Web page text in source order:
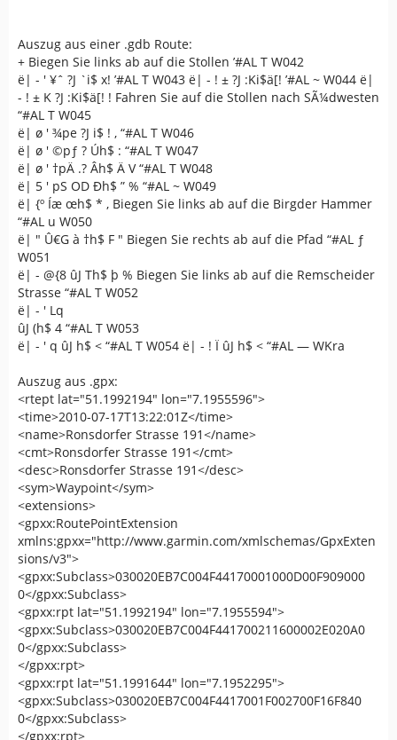
Auszug aus einer .gdb Route:
+ Biegen Sie links ab auf die Stollen ’#AL T W042
ë| - ' ¥ˆ ?J `i$ x! ’#AL T W043 ë| - ! ± ?J :Ki$ä[! ’#AL ~ W044 ë|
- ! ± K ?J :Ki$ä[! ! Fahren Sie auf die Stollen nach SÃ¼dwesten
“#AL T W045
ë| ø ' ¾pe ?J i$ ! , “#AL T W046
ë| ø ' ©pƒ ? Úh$ : “#AL T W047
ë| ø ' †pÄ .? Âh$ Ä V “#AL T W048
ë| 5 ' pS OD Ðh$ ” % “#AL ~ W049
ë| {º Íæ œh$ * ‚ Biegen Sie links ab auf die Birgder Hammer
“#AL u W050
ë| " Û€G à †h$ F " Biegen Sie rechts ab auf die Pfad “#AL ƒ
W051
ë| - @{8 ûJ Th$ þ % Biegen Sie links ab auf die Remscheider
Strasse “#AL T W052
ë| - ' Lq
ûJ (h$ 4 “#AL T W053
ë| - ' q ûJ h$ < “#AL T W054 ë| - ! Ï ûJ h$ < “#AL — WKra
Auszug aus .gpx:
<rtept lat="51.1992194" lon="7.1955596">
<time>2010-07-17T13:22:01Z</time>
<name>Ronsdorfer Strasse 191</name>
<cmt>Ronsdorfer Strasse 191</cmt>
<desc>Ronsdorfer Strasse 191</desc>
<sym>Waypoint</sym>
<extensions>
<gpxx:RoutePointExtension
xmlns:gpxx="http://www.garmin.com/xmlschemas/GpxExten
sions/v3">
<gpxx:Subclass>030020EB7C004F44170001000D00F909000
0</gpxx:Subclass>
<gpxx:rpt lat="51.1992194" lon="7.1955594">
<gpxx:Subclass>030020EB7C004F441700211600002E020A0
0</gpxx:Subclass>
</gpxx:rpt>
<gpxx:rpt lat="51.1991644" lon="7.1952295">
<gpxx:Subclass>030020EB7C004F4417001F002700F16F840
0</gpxx:Subclass>
</gpxx:rpt>